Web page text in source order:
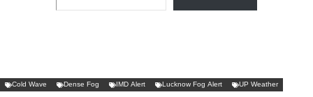
Cold Wave Dense Fog IMD Alert Lucknow Fog Alert UP Weather